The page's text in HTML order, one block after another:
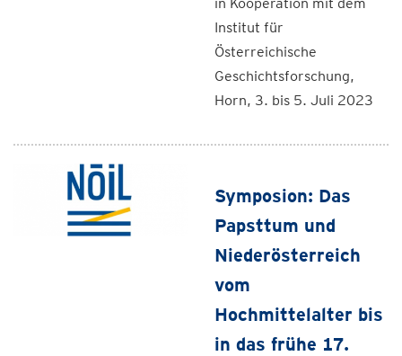
Institut für
Österreichische
Geschichtsforschung,
Horn, 3. bis 5. Juli 2023
Symposion: Das
Papsttum und
Niederösterreich
vom
Hochmittelalter bis
in das frühe 17.